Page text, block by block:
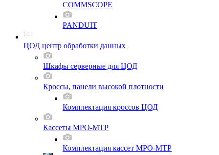
COMMSCOPE
PANDUIT
ЦОД центр обработки данных
Шкафы серверные для ЦОД
Кроссы, панели высокой плотности
Комплектация кроссов ЦОД
Кассеты MPO-MTP
Комплектация кассет MPO-MTP